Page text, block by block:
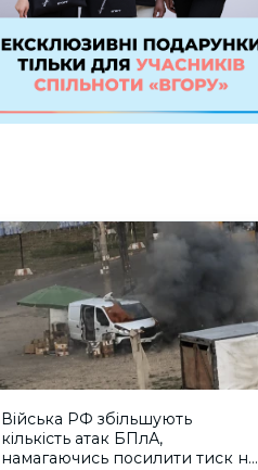
Війська РФ збільшують
кількість атак БПлА,
намагаючись посилити тиск на